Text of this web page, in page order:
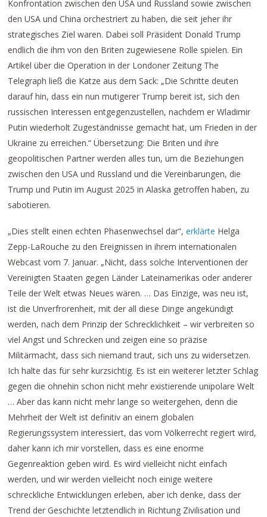
Konfrontation zwischen den USA und Russland sowie zwischen
den USA und China orchestriert zu haben, die seit jeher ihr
strategisches Ziel waren. Dabei soll Präsident Donald Trump
endlich die ihm von den Briten zugewiesene Rolle spielen. Ein
Artikel über die Operation in der Londoner Zeitung The
Telegraph ließ die Katze aus dem Sack: „Die Schritte deuten
darauf hin, dass ein nun mutigerer Trump bereit ist, sich den
russischen Interessen entgegenzustellen, nachdem er Wladimir
Putin wiederholt Zugeständnisse gemacht hat, um Frieden in der
Ukraine zu erreichen.“ Übersetzung: Die Briten und ihre
geopolitischen Partner werden alles tun, um die Beziehungen
zwischen den USA und Russland und die Vereinbarungen, die
Trump und Putin im August 2025 in Alaska getroffen haben, zu
sabotieren.
„Dies stellt einen echten Phasenwechsel dar“,erklärte Helga
Zepp-LaRouche zu den Ereignissen in ihrem internationalen
Webcast vom 7. Januar. „Nicht, dass solche Interventionen der
Vereinigten Staaten gegen Länder Lateinamerikas oder anderer
Teile der Welt etwas Neues wären. … Das Einzige, was neu ist,
ist die Unverfrorenheit, mit der all diese Dinge angekündigt
werden, nach dem Prinzip der Schrecklichkeit – wir verbreiten so
viel Angst und Schrecken und zeigen eine so präzise
Militärmacht, dass sich niemand traut, sich uns zu widersetzen.
Ich halte das für sehr kurzsichtig. Es ist ein weiterer letzter Schlag
gegen die ohnehin schon nicht mehr existierende unipolare Welt
… Aber das kann nicht mehr lange so weitergehen, denn die
Mehrheit der Welt ist definitiv an einem globalen
Regierungssystem interessiert, das vom Völkerrecht regiert wird,
daher kann ich mir vorstellen, dass es eine enorme
Gegenreaktion geben wird. Es wird vielleicht nicht einfach
werden, und wir werden vielleicht noch einige weitere
schreckliche Entwicklungen erleben, aber ich denke, dass der
Trend der Geschichte letztendlich in Richtung Zivilisation und